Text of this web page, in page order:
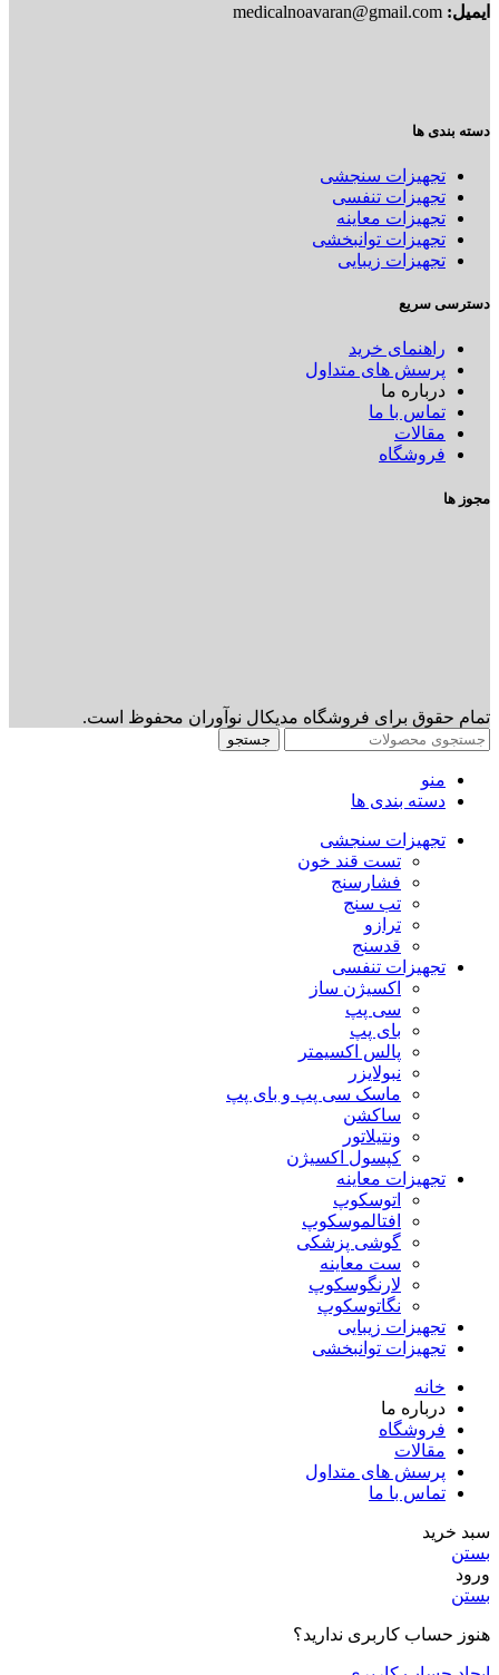
ایمیل:
دسته بندی ها
تجهیزات سنجشی
تجهیزات تنفسی
تجهیزات معاینه
تجهیزات توانبخشی
تجهیزات زیبایی
دسترسی سریع
راهنمای خرید
پرسش های متداول
درباره ما
تماس با ما
مقالات
فروشگاه
مجوز ها
تمام حقوق برای فروشگاه مدیکال نوآوران محفوظ است.
جستجو
منو
دسته بندی ها
تجهیزات سنجشی
تست قند خون
فشارسنج
تب سنج
ترازو
قدسنج
تجهیزات تنفسی
اکسیژن ساز
سی پپ
بای پپ
پالس اکسیمتر
نبولایزر
ماسک سی پپ و بای پپ
ساکشن
ونتیلاتور
کپسول اکسیژن
تجهیزات معاینه
اتوسکوپ
افتالموسکوپ
گوشی پزشکی
ست معاینه
لارنگوسکوپ
نگاتوسکوپ
تجهیزات زیبایی
تجهیزات توانبخشی
خانه
درباره ما
فروشگاه
مقالات
پرسش های متداول
تماس با ما
سبد خرید
بستن
ورود
بستن
هنوز حساب کاربری ندارید؟